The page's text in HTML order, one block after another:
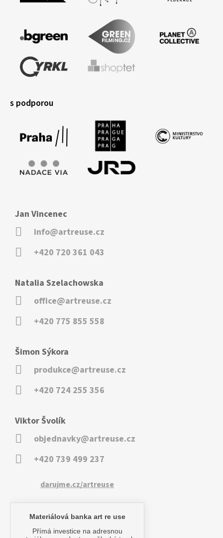
s podporou
Jan Vincenec
info@artreuse.cz
+420 720 361 043
Natalia Szelachowska
office@artreuse.cz
+420 775 855 558
Šimon Sýkora
produkce@artreuse.cz
+420 724 255 356
Viktor Švolík
objednavky@artreuse.cz
+420 739 499 237
darujme.cz/artreuse